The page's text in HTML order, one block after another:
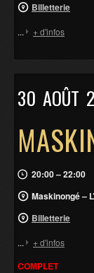
Billetterie
... + d'infos
30 AOÛT
20:00 – 22:00
Maskinongé –
Billetterie
... + d'infos
COMPLET